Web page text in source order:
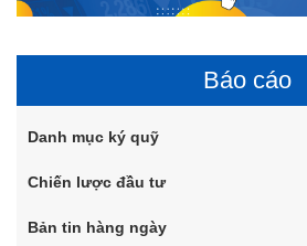
Báo cáo
Danh mục ký quỹ
Chiến lược đầu tư
Bản tin hàng ngày